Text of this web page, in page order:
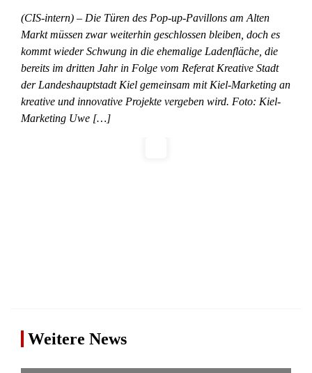
(CIS-intern) – Die Türen des Pop-up-Pavillons am Alten
Markt müssen zwar weiterhin geschlossen bleiben, doch es
kommt wieder Schwung in die ehemalige Ladenfläche, die
bereits im dritten Jahr in Folge vom Referat Kreative Stadt
der Landeshauptstadt Kiel gemeinsam mit Kiel-Marketing an
kreative und innovative Projekte vergeben wird. Foto: Kiel-
Marketing Uwe […]
Weitere News